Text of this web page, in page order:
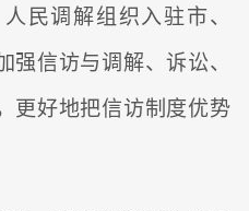
民调解组织入驻市、
强信访与调解、诉讼、
更好地把信访制度优势